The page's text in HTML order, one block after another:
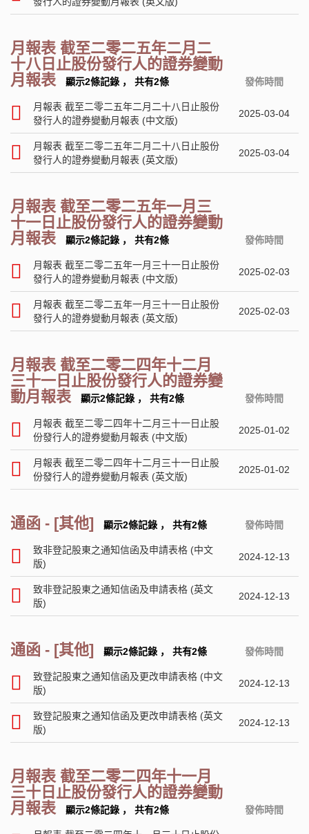
月報表 截至二零二五年二月二
十八日止股份發行人的證券變動
月報表
顯示2條記錄 ， 共有2條 發佈時間
月報表 截至二零二五年二月二十八日止股份
發行人的證券變動月報表 (中文版)
2025-03-04
月報表 截至二零二五年二月二十八日止股份
發行人的證券變動月報表 (英文版)
2025-03-04
月報表 截至二零二五年一月三
十一日止股份發行人的證券變動
月報表
顯示2條記錄 ， 共有2條 發佈時間
月報表 截至二零二五年一月三十一日止股份
發行人的證券變動月報表 (中文版)
2025-02-03
月報表 截至二零二五年一月三十一日止股份
發行人的證券變動月報表 (英文版)
2025-02-03
月報表 截至二零二四年十二月
三十一日止股份發行人的證券變
動月報表
顯示2條記錄 ， 共有2條 發佈時間
月報表 截至二零二四年十二月三十一日止股
份發行人的證券變動月報表 (中文版)
2025-01-02
月報表 截至二零二四年十二月三十一日止股
份發行人的證券變動月報表 (英文版)
2025-01-02
通函 - [其他] 顯示2條記錄 ， 共有2條 發佈時間
致非登記股東之通知信函及申請表格 (中文
版)
2024-12-13
致非登記股東之通知信函及申請表格 (英文
版)
2024-12-13
通函 - [其他] 顯示2條記錄 ， 共有2條 發佈時間
致登記股東之通知信函及更改申請表格 (中文
版)
2024-12-13
致登記股東之通知信函及更改申請表格 (英文
版)
2024-12-13
月報表 截至二零二四年十一月
三十日止股份發行人的證券變動
月報表
顯示2條記錄 ， 共有2條 發佈時間